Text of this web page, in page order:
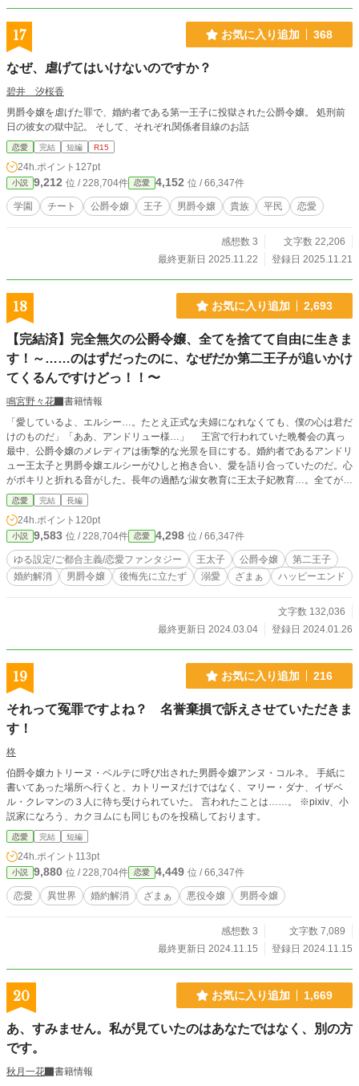
17 お気に入り追加 368
なぜ、虐げてはいけないのですか？
碧井 汐桜香
男爵令嬢を虐げた罪で、婚約者である第一王子に投獄された公爵令嬢。 処刑前
日の彼女の獄中記。 そして、それぞれ関係者目線のお話
恋愛 完結 短編 R15
24h.ポイント 127pt
小説 9,212 位 / 228,704件 恋愛 4,152 位 / 66,347件
学園 チート 公爵令嬢 王子 男爵令嬢 貴族 平民 恋愛
感想数 3
文字数 22,206
最終更新日 2025.11.22
登録日 2025.11.21
18 お気に入り追加 2,693
【完結済】完全無欠の公爵令嬢、全てを捨てて自由に生きま
す！～……のはずだったのに、なぜだか第二王子が追いかけ
てくるんですけどっ！！〜
鳴宮野々花
書籍情報
「愛しているよ、エルシー…。たとえ正式な夫婦になれなくても、僕の心は君だ
けのものだ」「ああ、アンドリュー様…」 王宮で行われていた晩餐会の真っ
最中、公爵令嬢のメレディアは衝撃的な光景を目にする。婚約者であるアンドリ
ュー王太子と男爵令嬢エルシーがひしと抱き合い、愛を語り合っていたのだ。心
がポキリと折れる音がした。長年の過酷な淑女教育に王太子妃教育…。全てが馬
鹿げているように思えた。 嘆く心に蓋をして、それでもアンドリューに嫁ぐ
覚悟を決めていたメレディア。だがあらぬ嫌疑をかけられ、ある日公衆の面前で
アンドリューから婚約解消を言い渡される。 深く傷付き落ち込むメレディ
ア。でもついに、 「もういいわ！せっかくだからこれからは自由に生きてや
る！」 と吹っ切り、これまでずっと我慢してきた様々なことを楽しもうとする
メレディア。ところがそんなメレディアに、アンドリューの弟である第二王子の
トラヴィスが急接近してきて……？！ ※作者独自の架空の世界の物語です。相
恋愛 完結 長編
24h.ポイント 120pt
小説 9,583 位 / 228,704件 恋愛 4,298 位 / 66,347件
ゆる設定/ご都合主義/恋愛ファンタジー 王太子 公爵令嬢
第二王子
婚約解消
男爵令嬢 後悔先に立たず 溺愛 ざまぁ ハッピーエンド
文字数 132,036
最終更新日 2024.03.04
登録日 2024.01.26
19 お気に入り追加 216
それって冤罪ですよね？ 名誉棄損で訴えさせていただきま
す！
柊
伯爵令嬢カトリーヌ・ベルテに呼び出された男爵令嬢アンヌ・コルネ。 手紙に
書いてあった場所へ行くと、カトリーヌだけではなく、マリー・ダナ、イザベ
ル・クレマンの３人に待ち受けられていた。 言われたことは……。 ※pixiv、小
説家になろう、カクヨムにも同じものを投稿しております。
恋愛 完結 短編
24h.ポイント 113pt
小説 9,880 位 / 228,704件 恋愛 4,449 位 / 66,347件
恋愛 異世界 婚約解消 ざまぁ 悪役令嬢 男爵令嬢
感想数 3
文字数 7,089
最終更新日 2024.11.15
登録日 2024.11.15
20 お気に入り追加 1,669
あ、すみません。私が見ていたのはあなたではなく、別の方
です。
秋月一花
書籍情報